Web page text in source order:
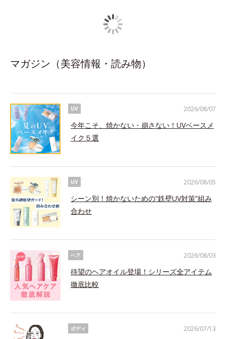
マガジン（美容情報・読み物）
UV
今年こそ、焼かない・崩さない！UVベースメ
イク５選
2026/08/07
UV
シーン別！焼かないための“鉄壁UV対策”組み
合わせ
2026/08/05
ヘア
待望のヘアオイル登場！シリーズ全アイテム
徹底比較
2026/08/03
ボディ 2026/07/13